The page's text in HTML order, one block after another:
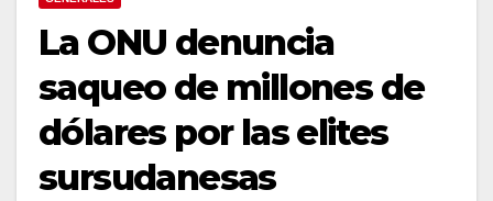
La ONU denuncia
saqueo de millones de
dólares por las elites
sursudanesas